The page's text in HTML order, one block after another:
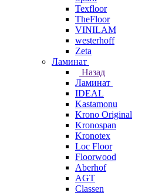
Texfloor
TheFloor
VINILAM
westerhoff
Zeta
Ламинат
Назад
Ламинат
IDEAL
Kastamonu
Krono Original
Kronospan
Kronotex
Loc Floor
Floorwood
Aberhof
AGT
Classen